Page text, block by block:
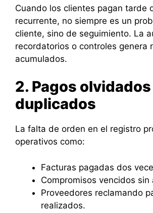
Cuando los clientes pagan tarde
recurrente, no siempre es un
cliente, sino de seguimiento. La
recordatorios o controles genera
acumulados.
2. Pagos olvidados
duplicados
La falta de orden en el registro
operativos como:
Facturas pagadas dos
Compromisos vencidos sin
Proveedores reclamando
realizados.